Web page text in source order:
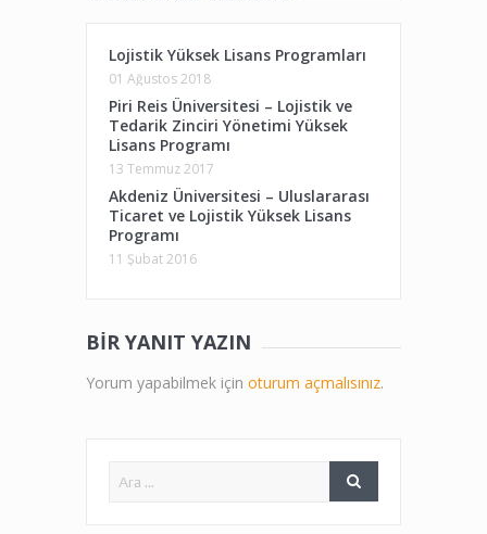
Lojistik Yüksek Lisans Programları
01 Ağustos 2018
Piri Reis Üniversitesi – Lojistik ve
Tedarik Zinciri Yönetimi Yüksek
Lisans Programı
13 Temmuz 2017
Akdeniz Üniversitesi – Uluslararası
Ticaret ve Lojistik Yüksek Lisans
Programı
11 Şubat 2016
BIR YANIT YAZIN
Yorum yapabilmek için oturum açmalısınız.